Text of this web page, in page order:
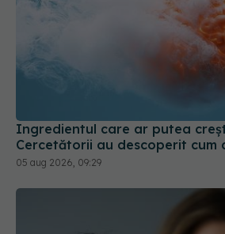
Ingredientul care ar putea
Cercetătorii au descoperit cum